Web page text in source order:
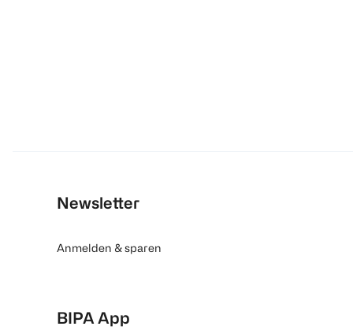
Newsletter
Anmelden & sparen
BIPA App